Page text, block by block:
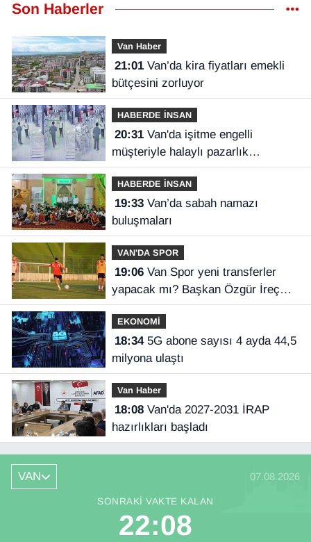
Son Haberler
Van Haber
21:01Van’da kira fiyatları emekli
bütçesini zorluyor
HABERDE İNSAN
20:31Van'da işitme engelli
müşteriyle halaylı pazarlık
gülümsetti
HABERDE İNSAN
19:33Van’da sabah namazı
buluşmaları
VAN'DA SPOR
19:06Van Spor yeni transferler
yapacak mı? Başkan Özgür İreç
İlhan açıkladı
EKONOMİ
18:345G abone sayısı 4 ayda 44,5
milyona ulaştı
Van Haber
18:08Van'da 2027-2031 İRAP
hazırlıkları başladı
VAN 07.08.2026
SONRAKI VAKTE KALAN
22:07